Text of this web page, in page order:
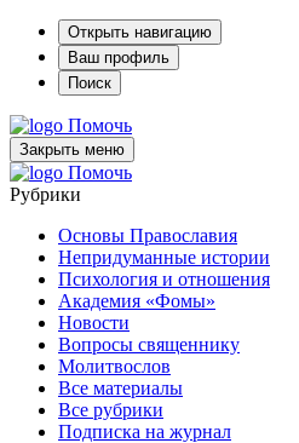
Открыть навигацию
Ваш профиль
Поиск
Помочь
Закрыть меню
Помочь
Рубрики
Основы Православия
Непридуманные истории
Психология и отношения
Академия «Фомы»
Новости
Вопросы священнику
Молитвослов
Все материалы
Все рубрики
Подписка на журнал